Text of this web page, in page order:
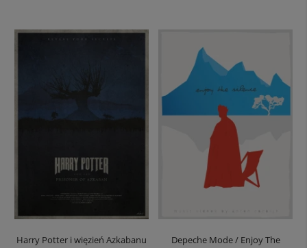
Harry Potter i więzień Azkabanu
Depeche Mode / Enjoy The